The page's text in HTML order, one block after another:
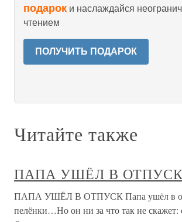
подарок и наслаждайся
чтением
ПОЛУЧИТЬ ПОДАРОК
Читайте также
ПАПА УШЁЛ В ОТПУСК
ПАПА УШЁЛ В ОТПУСК Папа ушёл в
пелёнки…Но он ни за что так не скажет: